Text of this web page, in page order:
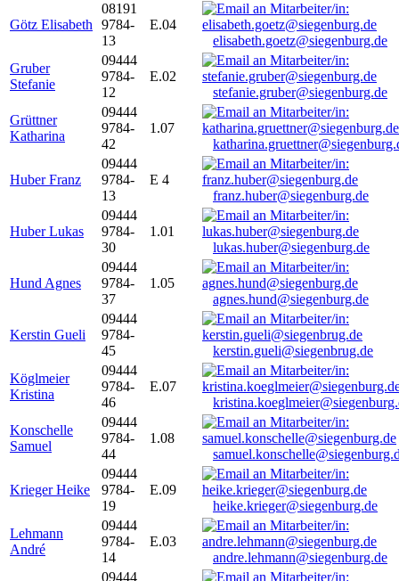
Götz Elisabeth
08191
9784-
13
E.04
elisabeth.goetz@siegenburg.de
Gruber
Stefanie
09444
9784-
12
E.02
stefanie.gruber@siegenburg.de
Grüttner
Katharina
09444
9784-
42
1.07
Huber Franz
09444
9784-
13
E 4
franz.huber@siegenburg.de
Huber Lukas
09444
9784-
30
1.01
lukas.huber@siegenburg.de
Hund Agnes
09444
9784-
37
1.05
agnes.hund@siegenburg.de
Kerstin Gueli
09444
9784-
45
kerstin.gueli@siegenbrug.de
Köglmeier
Kristina
09444
9784-
46
E.07
Konschelle
Samuel
09444
9784-
44
1.08
Krieger Heike
09444
9784-
19
E.09
heike.krieger@siegenburg.de
Lehmann
André
09444
9784-
14
E.03
andre.lehmann@siegenburg.de
09444